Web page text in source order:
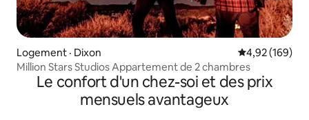
Logement · Dixon Note
4,92 (169)
Million Stars Studios Appartement de 2 chambres
Le confort d'un chez-soi et des prix
mensuels avantageux